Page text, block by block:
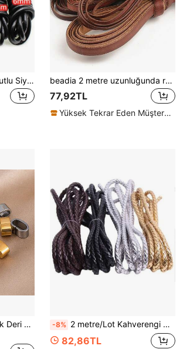
2 Metre/Çanta Çok Boyutlu Siyah Yuvarlak Hakiki İnek Derisi Takı Halat Kordon Düz İp Bileklik Yapımı 1.5/2/3/4/5/6/8/10/12mm Takı Bulguları ve Bileşenleri Takı Yapımı İplik ve Kordon Deri Takı Kendin Yap Malzemesi Aksesuarlar beadia 2 metre uzunluğunda retro kahve rengi deri kordon (çap: 1,5-10 mm) - yuvarlak deri kordon, düz kordon - kendin yap bileklik kordonu, takı yapım malzemeleri
77,92TL
Yüksek Tekrar Eden Müşteriler
20 adet Paslanmaz Çelik Deri Kordon Tokası, Oval Ara Parça Boncuk Tokası, Kendin Yap Bileklik Takı Aksesuarları için
-8% 2 metre/Lot Kahverengi Örgülü Yuvarlak PU Deri Kordon Halat 3 4 5 6 8 10 12 Mm Yuvarlak Deri Kordon İp Halat DIY Kolye Bileklik Yapımı
82,86TL